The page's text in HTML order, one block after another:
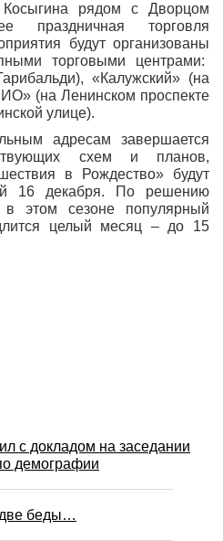
рядом с Дворцом
праздничная торговля
будут организованы
торговыми центрами:
«Калужский» (на
» (на Ленинском проспекте
улице).
адресам завершается
схем и планов,
в Рождество» будут
16 декабря. По решению
в этом сезоне популярный
целый месяц – до 15
с докладом на заседании
демографии
две беды…